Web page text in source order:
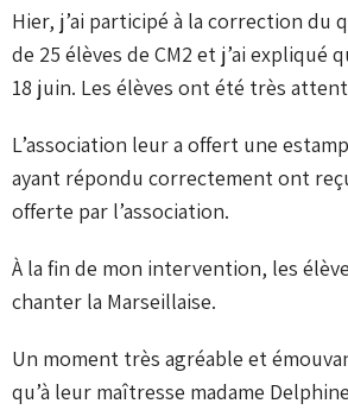
Hier, j’ai participé à la correction du
de 25 élèves de CM2 et j’ai expliqué
18 juin. Les élèves ont été très
L’association leur a offert une
ayant répondu correctement ont
offerte par l’association.
À la fin de mon intervention, les
chanter la Marseillaise.
Un moment très agréable et
qu’à leur maîtresse madame